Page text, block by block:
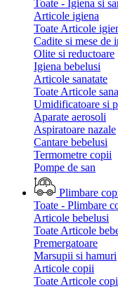
Toate - Igiena si
Articole igiena
Toate Articole
Cadite si mese de
Olite si reductoare
Igiena bebelusi
Articole sanatate
Toate Articole
Umidificatoare si
Aparate aerosoli
Aspiratoare nazale
Cantare bebelusi
Termometre copii
Pompe de san
Plimbare
Toate - Plimbare
Articole bebelusi
Toate Articole
Premergatoare
Marsupii si hamuri
Articole copii
Toate Articole